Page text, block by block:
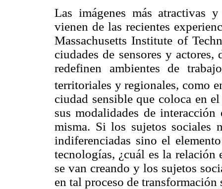
Las imágenes más atractivas
vienen de las recientes
Massachusetts Institute of
ciudades de sensores y
redefinen ambientes de
territoriales y regionales, como
ciudad sensible que coloca en
sus modalidades de
misma. Si los sujetos sociales
indiferenciadas sino el
tecnologías, ¿cuál es la relación
se van creando y los sujetos
en tal proceso de transformación